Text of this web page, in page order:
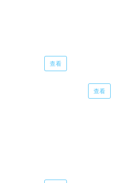
查看
查看